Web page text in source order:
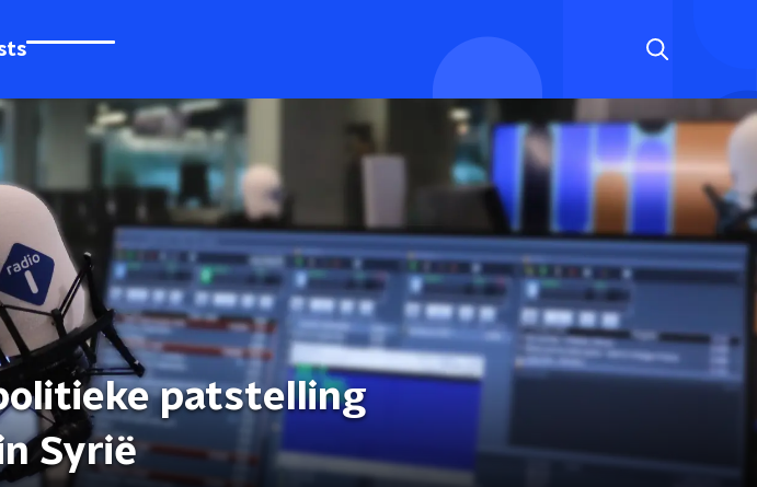
patstelling
Syrië